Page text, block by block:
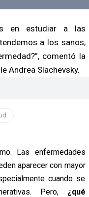
en estudiar a las
a los sanos,
comentó la
Andrea Slachevsky.
Las enfermedades
aparecer con mayor
cuando se
Pero, ¿qué